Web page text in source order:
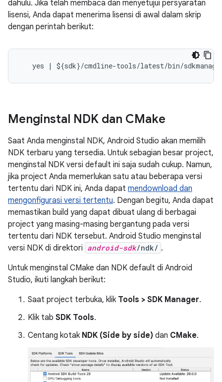
dahulu. Jika telah membaca dan menyetujui persyaratan
lisensi, Anda dapat menerima lisensi di awal dalam skrip
dengan perintah berikut:
Menginstal NDK dan CMake
Saat Anda menginstal NDK, Android Studio akan memilih
NDK terbaru yang tersedia. Untuk sebagian besar project,
menginstal NDK versi default ini saja sudah cukup. Namun,
jika project Anda memerlukan satu atau beberapa versi
tertentu dari NDK ini, Anda dapat mendownload dan
mengonfigurasi versi tertentu. Dengan begitu, Anda dapat
memastikan build yang dapat dibuat ulang di berbagai
project yang masing-masing bergantung pada versi
tertentu dari NDK tersebut. Android Studio menginstal
versi NDK di direktori android-sdk/ndk/ .
Untuk menginstal CMake dan NDK default di Android
Studio, ikuti langkah berikut:
Saat project terbuka, klik Tools > SDK Manager.
Klik tab SDK Tools.
Centang kotak NDK (Side by side) dan CMake.